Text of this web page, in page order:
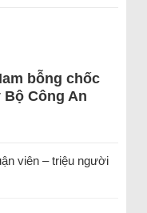
bỗng chốc
Công An
viên – triệu người